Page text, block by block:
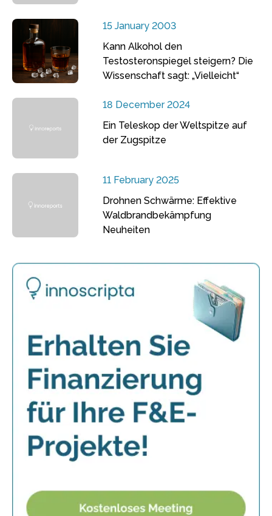
15 January 2003
Kann Alkohol den
Testosteronspiegel steigern? Die
Wissenschaft sagt: „Vielleicht“
18 December 2024
Ein Teleskop der Weltspitze auf
der Zugspitze
11 February 2025
Drohnen Schwärme: Effektive
Waldbrandbekämpfung
Neuheiten